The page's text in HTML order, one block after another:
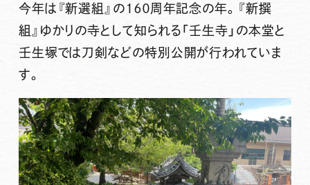
今年は『新選組 』の１６０周年記念の年。『新撰
組』ゆかりの寺として知られる「壬生寺 」の本堂と
壬生塚では刀剣などの特別公開が行われていま
す。